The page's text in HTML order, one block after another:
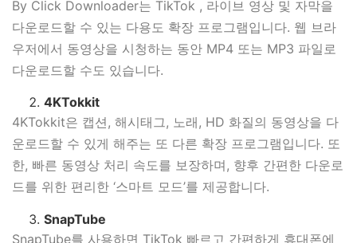
By Click Downloader는 TikTok , 라이브 영상 및 자막을
다운로드할 수 있는 다용도 확장 프로그램입니다. 웹 브라
우저에서 동영상을 시청하는 동안 MP4 또는 MP3 파일로
다운로드할 수도 있습니다.
4KTokkit
4KTokkit은 캡션, 해시태그, 노래, HD 화질의 동영상을 다
운로드할 수 있게 해주는 또 다른 확장 프로그램입니다. 또
한, 빠른 동영상 처리 속도를 보장하며, 향후 간편한 다운로
드를 위한 편리한 ‘스마트 모드’를 제공합니다.
SnapTube
SnapTube를 사용하면 TikTok 빠르고 간편하게 휴대폰에